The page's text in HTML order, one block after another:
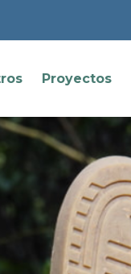
Proyectos